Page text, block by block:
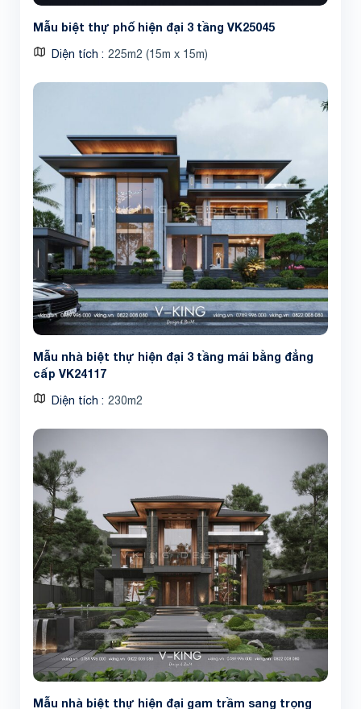
Mẫu biệt thự phố hiện đại 3 tầng VK25045
Diện tích 225m2 (15m x 15m)
Mẫu nhà biệt thự hiện đại 3 tầng mái bằng đẳng
cấp VK24117
Diện tích 230m2
Mẫu nhà biệt thự hiện đại gam trầm sang trọng